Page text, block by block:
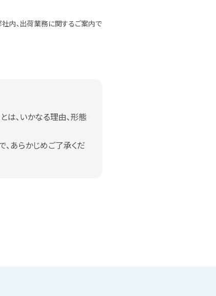
内、出荷業務に関するご案内で
は、いかなる理由、形態
あらかじめご了承くだ